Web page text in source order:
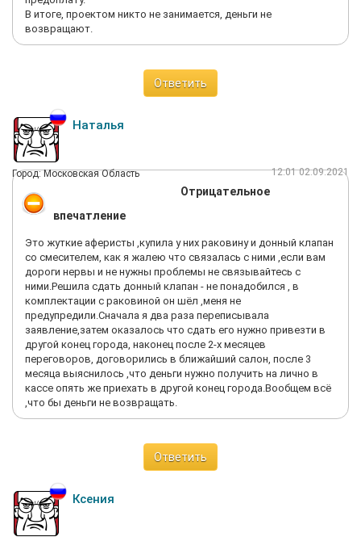
В итоге, проектом никто не занимается, деньги не
возвращают.
Ответить
Наталья
Город: Московская Область 12:01 02.09.2021
Отрицательное
впечатление
Это жуткие аферисты ,купила у них раковину и донный клапан
со смесителем, как я жалею что связалась с ними ,если вам
дороги нервы и не нужны проблемы не связывайтесь с
ними.Решила сдать донный клапан - не понадобился , в
комплектации с раковиной он шёл ,меня не
предупредили.Сначала я два раза переписывала
заявление,затем оказалось что сдать его нужно привезти в
другой конец города, наконец после 2-х месяцев
переговоров, договорились в ближайший салон, после 3
месяца выяснилось ,что деньги нужно получить на лично в
кассе опять же приехать в другой конец города.Вообщем всё
,что бы деньги не возвращать.
Ответить
Ксения